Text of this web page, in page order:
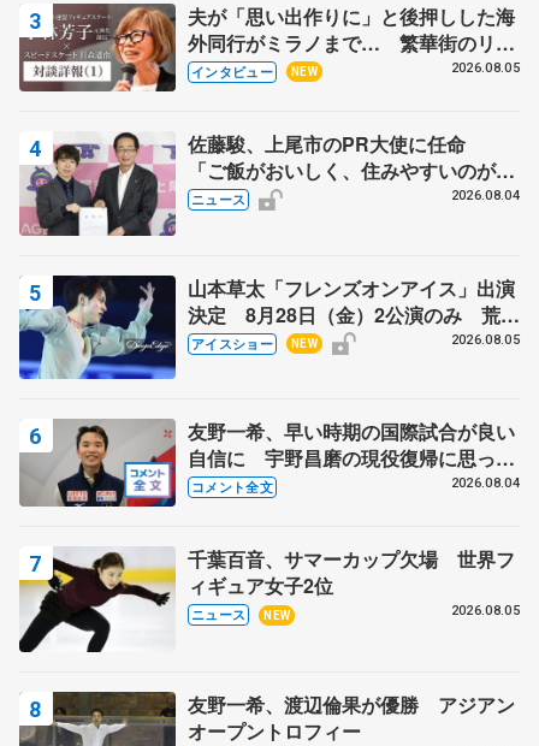
夫が「思い出作りに」と後押しした海
外同行がミラノまで… 繁華街のリン
クでは不良のお兄さんも味方に 小林
インタビュー NEW 2026.08.05
佐藤駿、上尾市のPR大使に任命
「ご飯がおいしく、住みやすいのが魅
力」
ニュース 2026.08.04
山本草太「フレンズオンアイス」出演
決定 8月28日（金）2公演のみ 荒川
静香さんプロデュース、20周年のアイ
アイスショー NEW 2026.08.05
友野一希、早い時期の国際試合が良い
自信に 宇野昌磨の現役復帰に思って
いること 【アジアンオープントロフ
コメント全文 2026.08.04
千葉百音、サマーカップ欠場 世界フ
ィギュア女子2位
ニュース NEW 2026.08.05
友野一希、渡辺倫果が優勝 アジアン
オープントロフィー